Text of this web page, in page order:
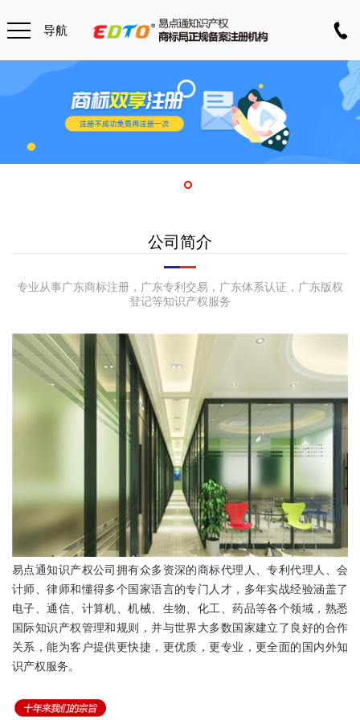
导航
公司简介
专业从事广东商标注册，广东专利交易，广东体系认证，广东版权
登记等知识产权服务
易点通知识产权公司拥有众多资深的商标代理人、专利代理人、会
计师、律师和懂得多个国家语言的专门人才，多年实战经验涵盖了
电子、通信、计算机、机械、生物、化工、药品等各个领域，熟悉
国际知识产权管理和规则，并与世界大多数国家建立了良好的合作
关系，能为客户提供更快捷，更优质，更专业，更全面的国内外知
识产权服务。